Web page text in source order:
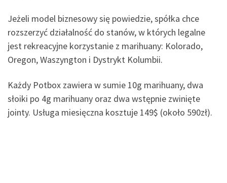
Jeżeli model biznesowy się powiedzie, spółka chce
rozszerzyć działalność do stanów, w których legalne
jest rekreacyjne korzystanie z marihuany: Kolorado,
Oregon, Waszyngton i Dystrykt Kolumbii.
Każdy Potbox zawiera w sumie 10g marihuany, dwa
słoiki po 4g marihuany oraz dwa wstępnie zwinięte
jointy. Usługa miesięczna kosztuje 149$ (około 590zł).